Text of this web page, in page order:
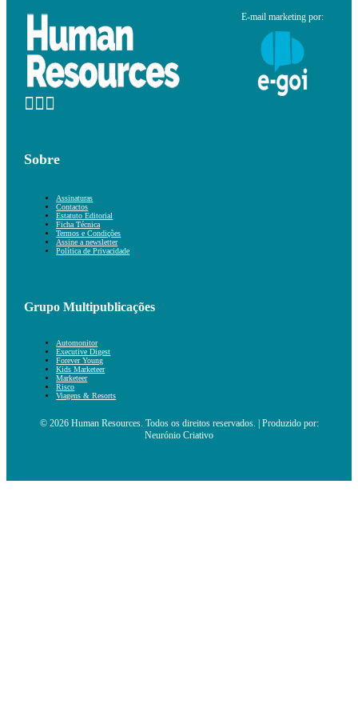
E-mail marketing por:
Sobre
Assinaturas
Contactos
Estatuto Editorial
Ficha Técnica
Termos e Condições
Assine a newsletter
Política de Privacidade
Grupo Multipublicações
Automonitor
Executive Digest
Forever Young
Kids Marketeer
Marketeer
Risco
Viagens & Resorts
© 2026 Human Resources. Todos os direitos reservados. | Produzido por:
Neurónio Criativo